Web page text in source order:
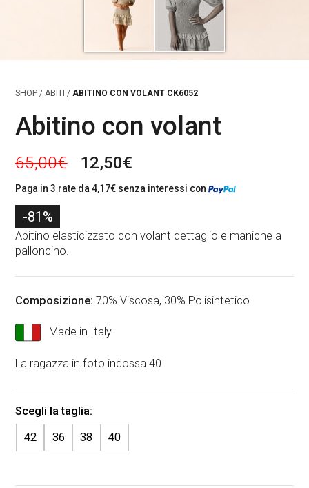
SHOP /ABITI /ABITINO CON VOLANT CK6052
Abitino con volant
65,00€
l
r
z
z
o
r
g
12,50€I
l
r
z
z
t
Paga in 3 rate da4,17€ senza interessi con
-81%
Abitino elasticizzato con volant dettaglio e maniche a
palloncino.
Composizione: 70% Viscosa, 30% Polisintetico
Made in Italy
La ragazza in foto indossa 40
42 36 38 40